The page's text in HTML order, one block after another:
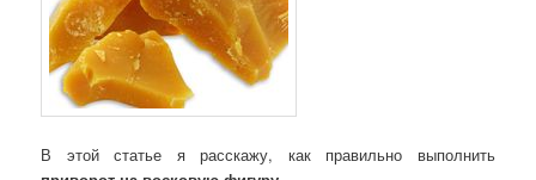
В этой статье я расскажу, как правильно выполнить